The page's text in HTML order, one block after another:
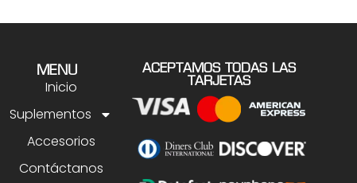
MENU
Inicio
Suplementos
Accesorios
Contáctanos
ACEPTAMOS TODAS LAS
TARJETAS